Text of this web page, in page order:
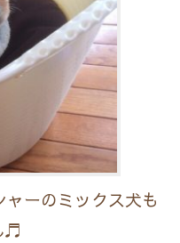
ーのミックス犬も
♬